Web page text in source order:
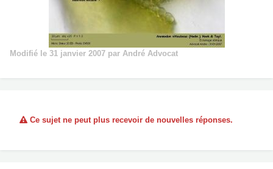
Modifié le 31 janvier 2007 par André Advocat
Ce sujet ne peut plus recevoir de nouvelles réponses.